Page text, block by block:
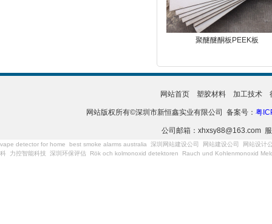
聚醚醚酮板PEEK板
网站首页 塑胶材料 加工技术
网站版权所有©深圳市新恒鑫实业有限公司 备案号： 粤
公司邮箱：xhxsy88@163.com
vape detector for home best smoke alarms australia 深圳网站建设公司 网站建设公司
网站设计
科
力控智能科技 深圳环保评估 Rök och kolmonoxid detektoren Rauch und Kohlenmonoxid